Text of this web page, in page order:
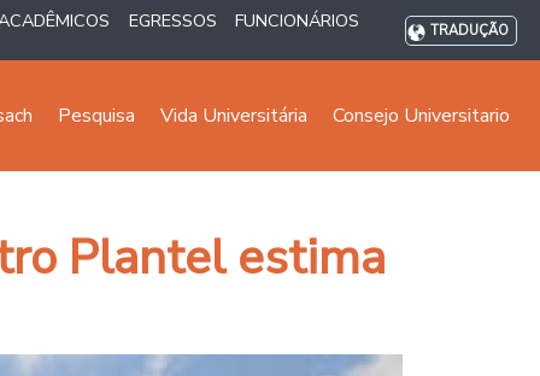
EGRESSOS FUNCIONÁRIOS TRADUÇÃO
Pesquisa Vida Universitária Consejo Universitario
Plantel estima